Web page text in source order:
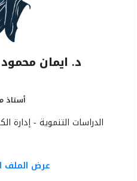
د. ايمان
أستاذ
الدراسات التنموية - إدارة
عرض